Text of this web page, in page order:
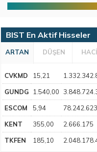
BIST En Aktif Hisseler
ARTAN DÜŞEN
CVKMD 15,21
GUNDG 1.540,00
ESCOM 5,94 78.242.623
KENT 355,00 2.666.175
TKFEN 185,10